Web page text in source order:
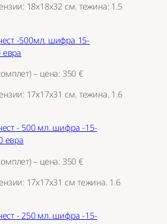
18х18х32 см. тежина: 1.5
– цена: 350 €
17х17х31 см. тежина. 1.6
– цена: 350 €
17х17х31 см тежина. 1.6